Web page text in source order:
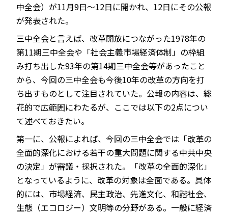
JP EN
中全会）が11月9日～12日に開かれ、12日にその公報
が発表された。
三中全会と言えば、改革開放につながった1978年の
第11期三中全会や「社会主義市場経済体制」の枠組
み打ち出した93年の第14期三中全会等があったこと
から、今回の三中全会も今後10年の改革の方向を打
ち出すものとして注目されていた。公報の内容は、総
花的で広範囲にわたるが、ここでは以下の2点につい
て述べておきたい。
第一に、公報によれば、今回の三中全会では「改革の
全面的深化における若干の重大問題に関する中共中央
の決定」が審議・採択された。「改革の全面的深化」
となっているように、改革の対象は全面である。具体
的には、市場経済、民主政治、先進文化、和諧社会、
生態（エコロジー）文明等の分野がある。一般に経済